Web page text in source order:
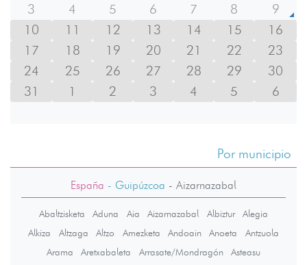
3
4 5 6 7 8
9
10
11 12 13 14 15
16
17
18 19 20 21 22
23
24
25 26 27 28 29
30
31
1 2 3 4 5 6
Por municipio
España - Guipúzcoa - Aizarnazabal
Abaltzisketa Aduna Aia Aizarnazabal Albiztur
Alegia
Alkiza
Altzaga Altzo Amezketa Andoain Anoeta
Antzuola
Arama
Aretxabaleta Arrasate/Mondragón
Asteasu